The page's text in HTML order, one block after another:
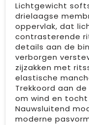
Lichtgewicht
drielaagse
oppervlak, dat
contrasterende
details aan de
verborgen
zijzakken met
elastische
Trekkoord aan
om wind en
Nauwsluitend
moderne